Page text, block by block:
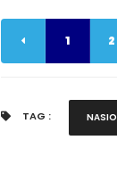
1 2
TAG :